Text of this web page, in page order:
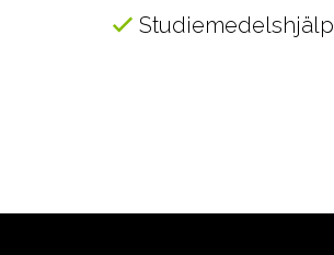
Studiemedelshjälp